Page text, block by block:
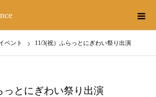
ベント 11/3(祝）ふらっとにぎわい祭り出演
っとにぎわい祭り出演